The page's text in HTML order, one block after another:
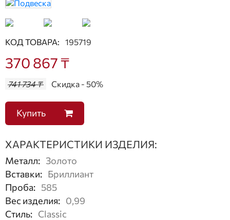
КОД ТОВАРА: 195719
370 867 ₸
741 734 ₸ Скидка - 50%
Купить
ХАРАКТЕРИСТИКИ ИЗДЕЛИЯ:
Металл: Золото
Вставки: Бриллиант
Проба: 585
Вес изделия: 0,99
Стиль: Classic